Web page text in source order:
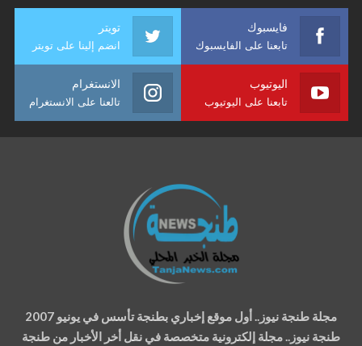
فايسبوك
تابعنا على الفايسبوك
تويتر
انضم إلينا على تويتر
اليوتيوب
تابعنا على اليوتيوب
الانستغرام
تالعنا على الانستغرام
مجلة طنجة نيوز.. أول موقع إخباري بطنجة تأسس في يونيو 2007
طنجة نيوز.. مجلة إلكترونية متخصصة في نقل أخر الأخبار من طنجة